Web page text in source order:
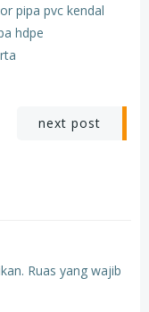
pipa pvc kendal
hdpe
next post
Ruas yang wajib